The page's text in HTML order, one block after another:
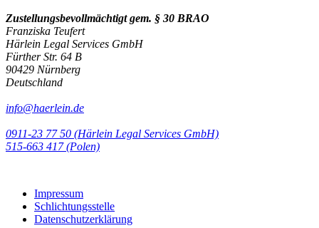
Zustellungsbevollmächtigt gem. § 30 BRAO
Franziska Teufert
Härlein Legal Services GmbH
Fürther Str. 64 B
90429 Nürnberg
Deutschland
info@haerlein.de
0911-23 77 50 (Härlein Legal Services GmbH)
‭515-663 417 (Polen)‬‬‬
Impressum
Schlichtungsstelle
Datenschutzerklärung